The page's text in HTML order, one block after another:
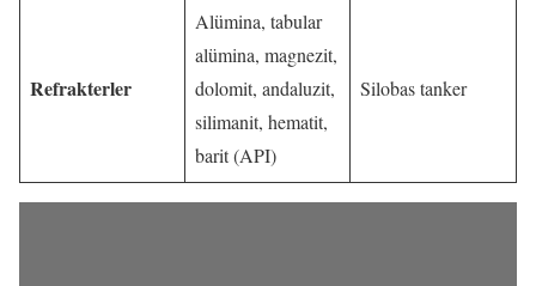
Refrakterler
Alümina, tabular
alümina, magnezit,
dolomit, andaluzit,
silimanit, hematit,
barit (API)
Silobas tanker